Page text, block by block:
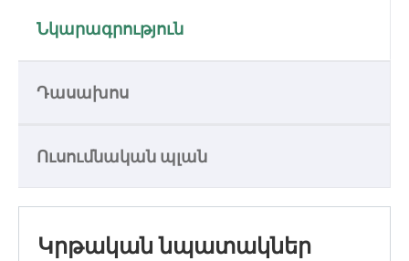
Նկարագրություն
Դասախոս
Ուսումնական պլան
Կրթական նպատակներ